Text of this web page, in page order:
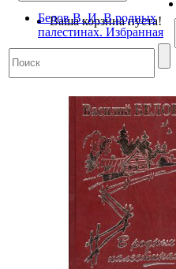
Ваша корзина пуста!
Белов В. И. В родных
палестинах. Избранная